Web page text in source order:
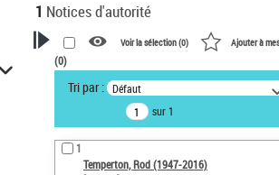
1 Notices d'autorité
VOTRE RECHERCHE
Recherche avancée dans les
notices d’autorité
Œuvres liées à l'auteur :
Temperton, Rod (1947-2016)
Voir la sélection (0) Ajouter à
(0)
Tri par : Défaut
sur 1
1
Temperton, Rod (1947-2016)